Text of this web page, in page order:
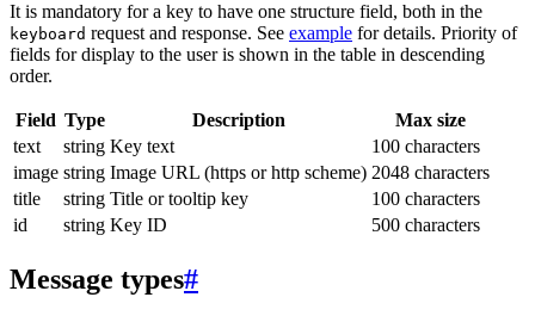
It is mandatory for a key to have one structure field, both in the
keyboard request and response. See example for details. Priority of
fields for display to the user is shown in the table in descending
order.
Field Type Description
Max size
text
string Key text
100 characters
image string Image URL (https or http scheme) 2048 characters
title
string Title or tooltip key
100 characters
id
string Key ID 500 characters
Message types#